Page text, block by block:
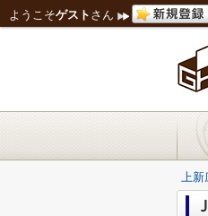
ようこそゲスト さん
上新